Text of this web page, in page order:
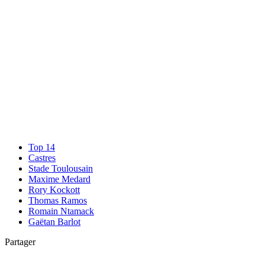
Top 14
Castres
Stade Toulousain
Maxime Medard
Rory Kockott
Thomas Ramos
Romain Ntamack
Gaëtan Barlot
Partager